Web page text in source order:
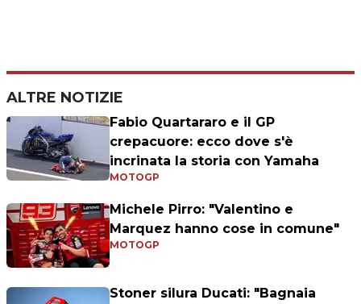
ALTRE NOTIZIE
Fabio Quartararo e il GP
crepacuore: ecco dove s'è
incrinata la storia con Yamaha
MOTOGP
Michele Pirro: "Valentino e
Marquez hanno cose in comune"
MOTOGP
Stoner silura Ducati: "Bagnaia